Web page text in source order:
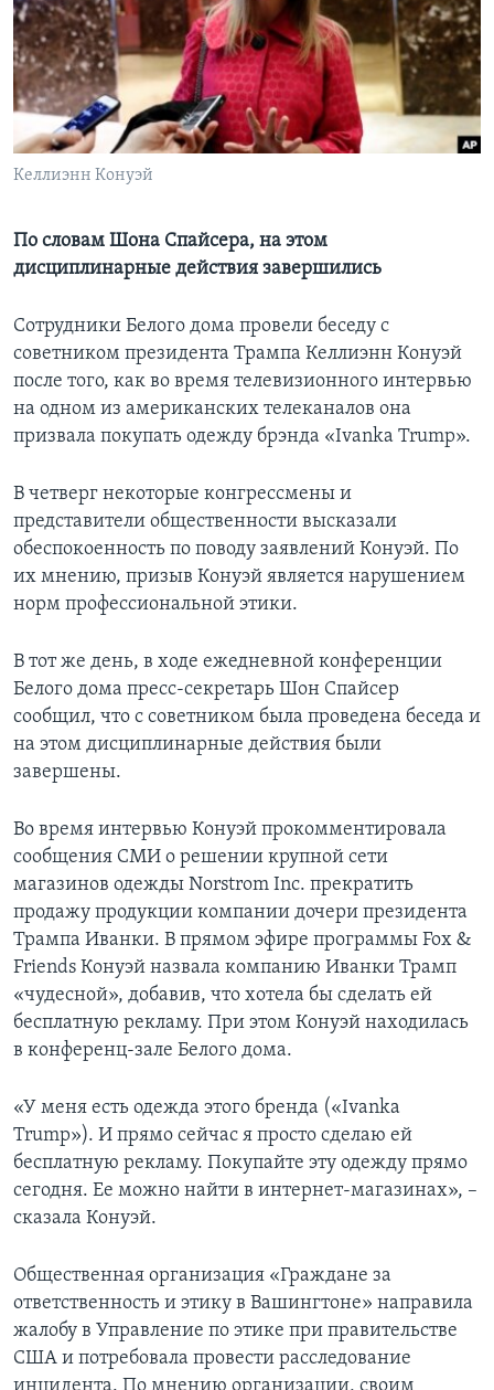
Learning English
СОЦИАЛЬНЫЕ СЕТИ
Келлиэнн Конуэй
По словам Шона Спайсера, на этом
дисциплинарные действия завершились
Сотрудники Белого дома провели беседу с
советником президента Трампа Келлиэнн Конуэй
после того, как во время телевизионного интервью
на одном из американских телеканалов она
призвала покупать одежду брэнда «Ivanka Trump».
В четверг некоторые конгрессмены и
представители общественности высказали
обеспокоенность по поводу заявлений Конуэй. По
их мнению, призыв Конуэй является нарушением
норм профессиональной этики.
В тот же день, в ходе ежедневной конференции
Белого дома пресс-секретарь Шон Спайсер
сообщил, что с советником была проведена беседа и
на этом дисциплинарные действия были
завершены.
Во время интервью Конуэй прокомментировала
сообщения СМИ о решении крупной сети
магазинов одежды Norstrom Inc. прекратить
продажу продукции компании дочери президента
Трампа Иванки. В прямом эфире программы Fox &
Friends Конуэй назвала компанию Иванки Трамп
«чудесной», добавив, что хотела бы сделать ей
бесплатную рекламу. При этом Конуэй находилась
в конференц-зале Белого дома.
«У меня есть одежда этого бренда («Ivanka
Trump»). И прямо сейчас я просто сделаю ей
бесплатную рекламу. Покупайте эту одежду прямо
сегодня. Ее можно найти в интернет-магазинах», –
сказала Конуэй.
Общественная организация «Граждане за
ответственность и этику в Вашингтоне» направила
жалобу в Управление по этике при правительстве
США и потребовала провести расследование